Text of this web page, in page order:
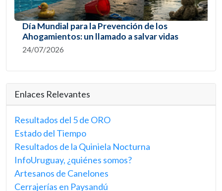
Día Mundial para la Prevención de los
Ahogamientos: un llamado a salvar vidas
24/07/2026
Enlaces Relevantes
Resultados del 5 de ORO
Estado del Tiempo
Resultados de la Quiniela Nocturna
InfoUruguay, ¿quiénes somos?
Artesanos de Canelones
Cerrajerías en Paysandú